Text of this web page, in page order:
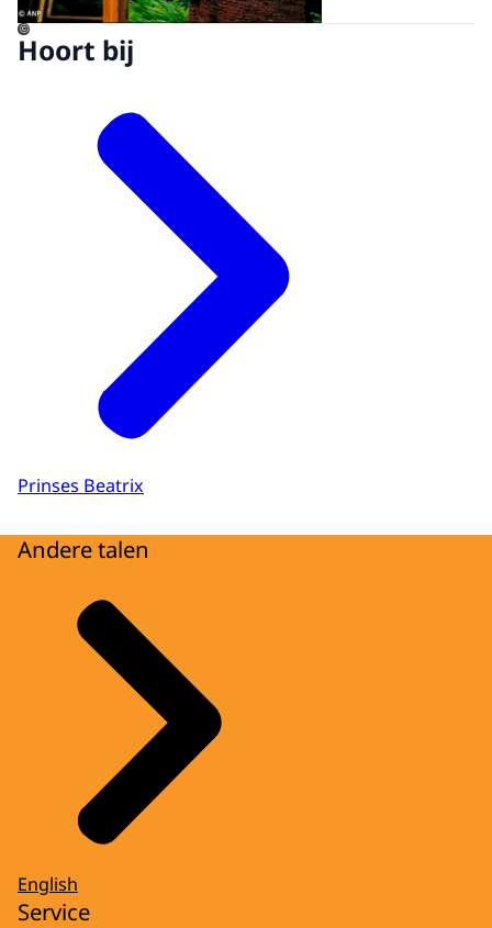
©
Hoort bij
Prinses Beatrix
Andere talen
English
Service